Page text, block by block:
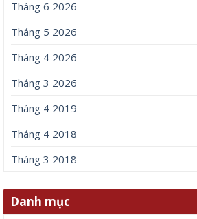
Tháng 6 2026
Tháng 5 2026
Tháng 4 2026
Tháng 3 2026
Tháng 4 2019
Tháng 4 2018
Tháng 3 2018
Danh mục